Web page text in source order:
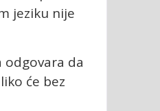
jeziku nije
odgovara da
će bez